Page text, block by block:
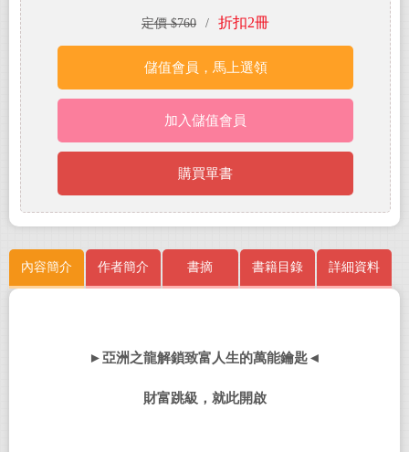
定價 $760 / 折扣2冊
儲值會員，馬上選領
加入儲值會員
購買單書
內容簡介 作者簡介 書摘 書籍目錄 詳細資料
► 亞洲之龍解鎖致富人生的萬能鑰匙◄
財富跳級，就此開啟